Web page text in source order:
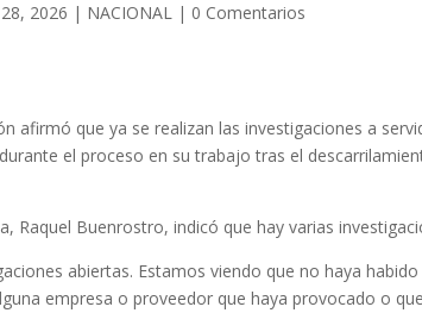
2026 | NACIONAL | 0 Comentarios
afirmó que ya se realizan las investigaciones a
el proceso en su trabajo tras el
Raquel Buenrostro, indicó que hay varias
abiertas. Estamos viendo que no haya
empresa o proveedor que haya provocado o